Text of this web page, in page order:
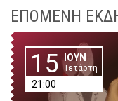
ΕΠΟΜΕΝΗ
15 ΙΟΥΝ
Τετάρτη
21:00